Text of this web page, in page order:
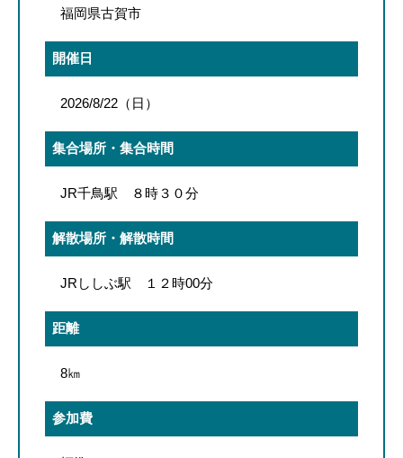
福岡県古賀市
開催日
2026/8/22（日）
集合場所・集合時間
JR千鳥駅 ８時３０分
解散場所・解散時間
JRししぶ駅 １２時00分
距離
8㎞
参加費